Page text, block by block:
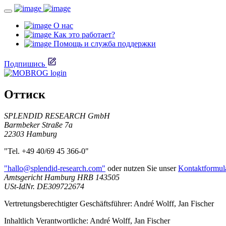
О нас
Как это работает?
Помощь и служба поддержки
Подпишись
Оттиск
SPLENDID RESEARCH GmbH
Barmbeker Straße 7a
22303 Hamburg
"Tel. +49 40/69 45 366-0"
"hallo@splendid-research.com" oder nutzen Sie unser
Amtsgericht Hamburg HRB 143505
USt-IdNr. DE309722674
Vertretungsberechtigter Geschäftsführer: André Wolff, Jan Fischer
Inhaltlich Verantwortliche: André Wolff, Jan Fischer